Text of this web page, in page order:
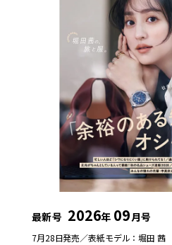
最新号 2026年 09月号
7月28日発売／表紙モデル：堀田 茜